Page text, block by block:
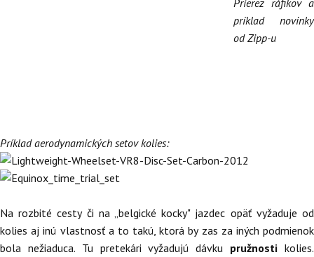
príklad novinky
od Zipp-u
Príklad aerodynamických setov kolies:
Na rozbité cesty či na „belgické kocky" jazdec opäť vyžaduje od
kolies aj inú vlastnosť a to takú, ktorá by zas za iných podmienok
bola nežiaduca. Tu pretekári vyžadujú dávku pružnostikolies.